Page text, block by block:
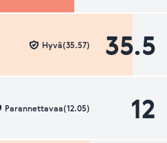
35.5
Hyvä(35.57)
12
Parannettavaa(12.05)